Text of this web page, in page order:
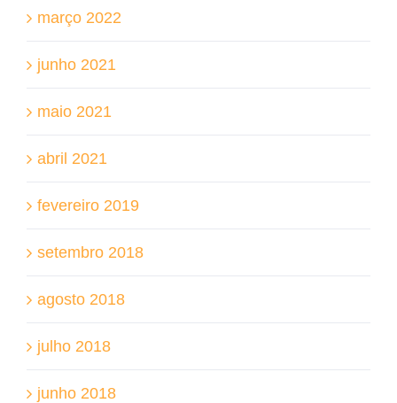
março 2022
junho 2021
maio 2021
abril 2021
fevereiro 2019
setembro 2018
agosto 2018
julho 2018
junho 2018